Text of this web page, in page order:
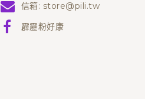
信箱: store@pili.tw
霹靂粉好康